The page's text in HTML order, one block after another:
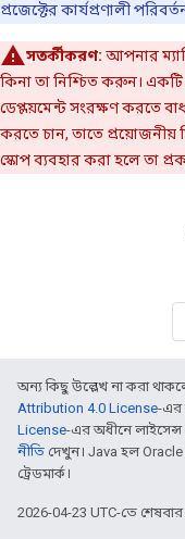
প্রজেক্টের কার্যপ্রণালী
সতর্কীকরণ: আপনার
কিনা তা নিশ্চিত করুন। একটি
ডেপ্লয়মেন্ট সংরক্ষণ করতে
করতে চান, তাতে প্রয়োজনীয়
স্কোপ ব্যবহার করা হলে তা
অন্য কিছু উল্লেখ না করা
Attribution 4.0 License-এর
License-এর অধীনে
নীতি দেখুন। Java হল Oracle
ট্রেডমার্ক।
2026-04-23 UTC-তে